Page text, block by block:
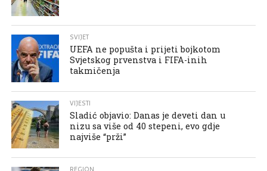
SVIJET
UEFA ne popušta i prijeti bojkotom
Svjetskog prvenstva i FIFA-inih
takmičenja
VIJESTI
Sladić objavio: Danas je deveti dan u
nizu sa više od 40 stepeni, evo gdje
najviše “prži”